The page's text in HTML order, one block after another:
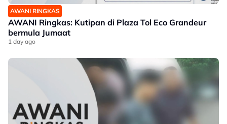
AWANI RINGKAS
AWANI Ringkas: Kutipan di Plaza Tol Eco Grandeur
bermula Jumaat
1 day ago